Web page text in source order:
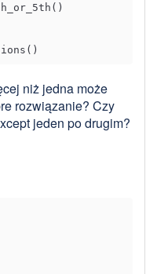
niż jedna może
rozwiązanie? Czy
jeden po drugim?